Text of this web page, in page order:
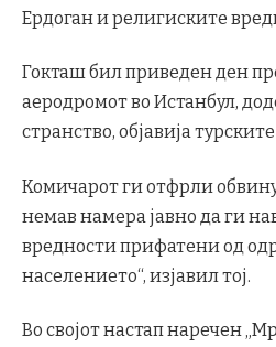
Ердоган и религиските
Гокташ бил приведен ден
аеродромот во Истанбул,
странство, објавија
Комичарот ги отфрли
немав намера јавно да ги
вредности прифатени од
населението“, изјавил тој.
Во својот настап наречен